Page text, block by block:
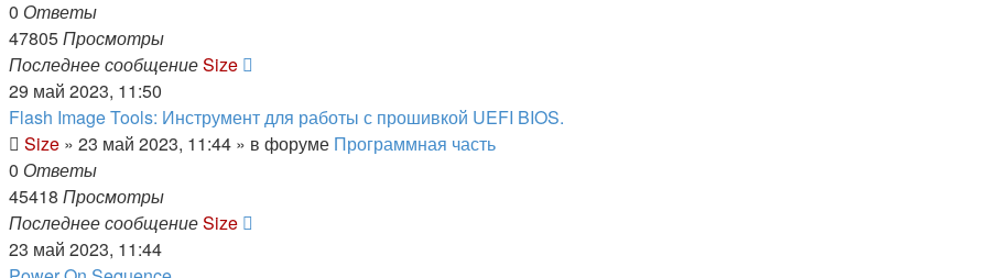
0 Ответы
47805Просмотры
Последнее сообщениеSize
29 май 2023, 11:50
Flash Image Tools: Инструмент для работы с прошивкой UEFI BIOS.
Size » 23 май 2023, 11:44 » в форуме Программная часть
0 Ответы
45418 Просмотры
Последнее сообщениеSize
23 май 2023, 11:44